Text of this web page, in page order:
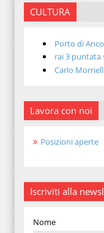
CULTURA
Porto di
rai 3 puntata
Carlo
Lavora con noi
Posizioni aperte
Iscriviti alla
Nome